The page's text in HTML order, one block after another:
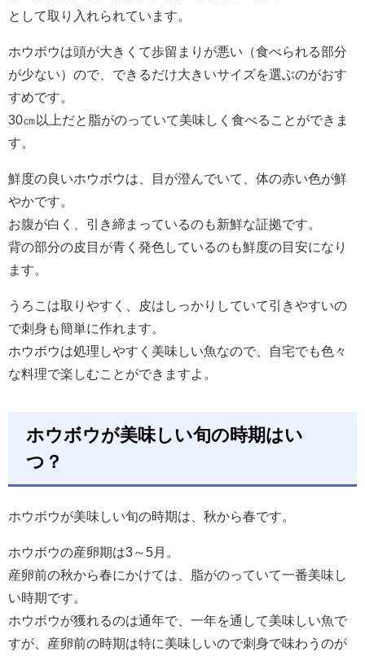
として取り入れられています。
ホウボウは頭が大きくて歩留まりが悪い（食べられる部分
が少ない）ので、できるだけ大きいサイズを選ぶのがおす
すめです。
30㎝以上だと脂がのっていて美味しく食べることができま
す。
鮮度の良いホウボウは、目が澄んでいて、体の赤い色が鮮
やかです。
お腹が白く、引き締まっているのも新鮮な証拠です。
背の部分の皮目が青く発色しているのも鮮度の目安になり
ます。
うろこは取りやすく、皮はしっかりしていて引きやすいの
で刺身も簡単に作れます。
ホウボウは処理しやすく美味しい魚なので、自宅でも色々
な料理で楽しむことができますよ。
ホウボウが美味しい旬の時期はい
つ？
ホウボウが美味しい旬の時期は、秋から春です。
ホウボウの産卵期は3～5月。
産卵前の秋から春にかけては、脂がのっていて一番美味し
い時期です。
ホウボウが獲れるのは通年で、一年を通して美味しい魚で
すが、産卵前の時期は特に美味しいので刺身で味わうのが